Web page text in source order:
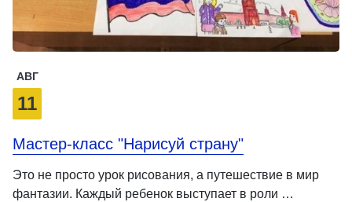
АВГ
11
Мастер-класс "Нарисуй страну"
Это не просто урок рисования, а путешествие в мир
фантазии. Каждый ребенок выступает в роли …